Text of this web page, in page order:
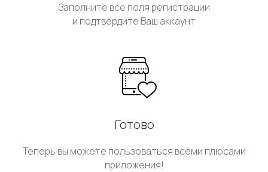
Заполните все поля регистрации
и подтвердите Ваш аккаунт
Готово
Теперь вы можете пользоваться всеми плюсами
приложения!